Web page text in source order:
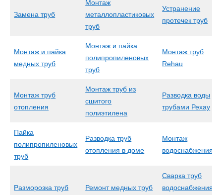
Замена труб
Монтаж
металлопластиковых
труб
Устранение
протечек труб
Монтаж и пайка
медных труб
Монтаж и пайка
полипропиленовых
труб
Монтаж труб
Rehau
Монтаж труб
отопления
Монтаж труб из
сшитого
полиэтилена
Разводка воды
трубами Рехау
Пайка
полипропиленовых
труб
Разводка труб
отопления в доме
Монтаж
водоснабжения
Разморозка труб Ремонт медных труб
Сварка труб
водоснабжения